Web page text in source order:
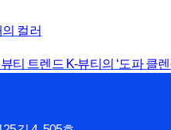
컬러
티 트렌드 K-뷰티의 ‘도파 클렌